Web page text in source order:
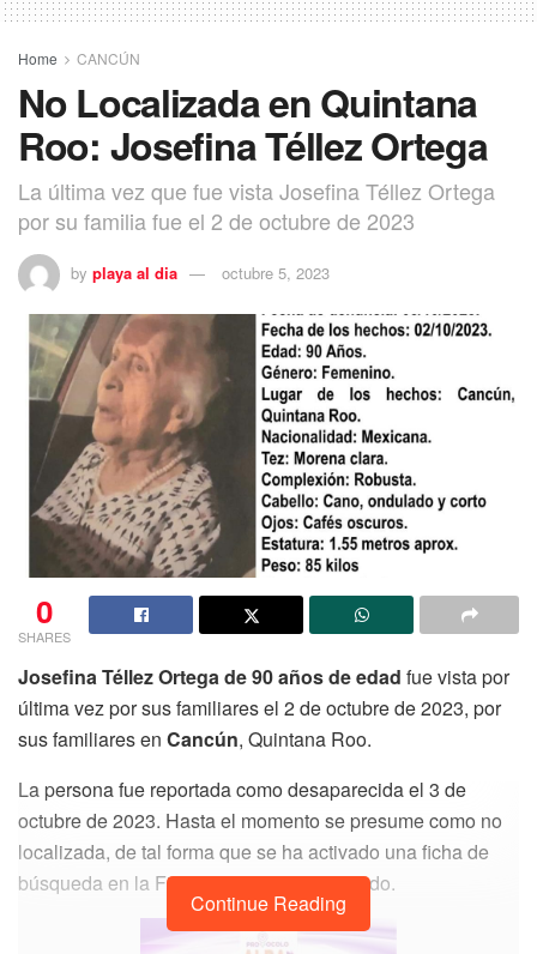
Home CANCÚN
No Localizada en Quintana
Roo: Josefina Téllez Ortega
La última vez que fue vista Josefina Téllez Ortega
por su familia fue el 2 de octubre de 2023
by playa al dia octubre 5, 2023
0
SHARES
Josefina Téllez Ortega de 90 años de edad fue vista por
última vez por sus familiares el 2 de octubre de 2023, por
sus familiares en Cancún, Quintana Roo.
La persona fue reportada como desaparecida el 3 de
octubre de 2023. Hasta el momento se presume como no
localizada, de tal forma que se ha activado una ficha de
búsqueda en la Fiscalía General del Estado.
Continue Reading